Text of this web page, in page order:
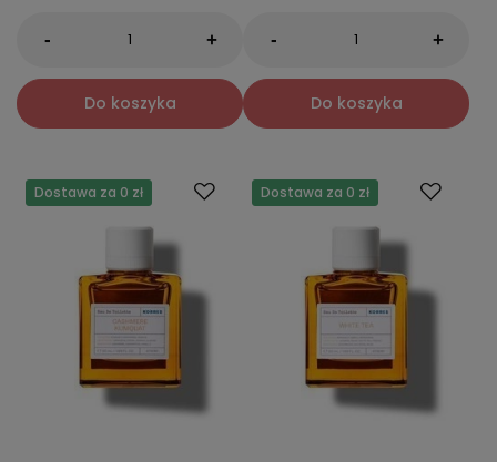
- +
Do koszyka
- +
Do koszyka
Dostawa za 0 zł Dostawa za 0 zł